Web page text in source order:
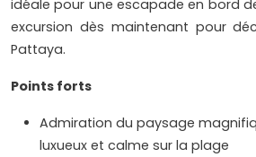
idéale pour une escapade en bord
excursion dès maintenant pour
Pattaya.
Points forts
Admiration du paysage
luxueux et calme sur la plage